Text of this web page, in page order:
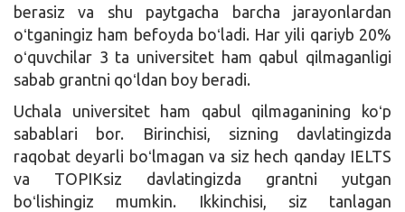
berasiz va shu paytgacha barcha jarayonlardan
oʻtganingiz ham befoyda boʻladi. Har yili qariyb 20%
oʻquvchilar 3 ta universitet ham qabul qilmaganligi
sabab grantni qoʻldan boy beradi.
Uchala universitet ham qabul qilmaganining koʻp
sabablari bor. Birinchisi, sizning davlatingizda
raqobat deyarli boʻlmagan va siz hech qanday IELTS
va TOPIKsiz davlatingizda grantni yutgan
boʻlishingiz mumkin. Ikkinchisi, siz tanlagan